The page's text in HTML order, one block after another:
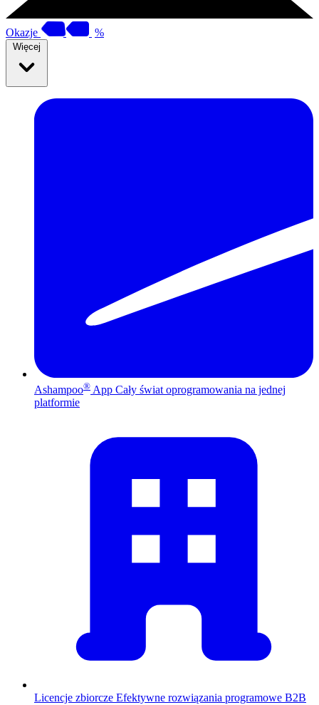
Okazje %
Więcej
Ashampoo® App Cały świat oprogramowania na jednej
platformie
Licencje zbiorcze Efektywne rozwiązania programowe B2B